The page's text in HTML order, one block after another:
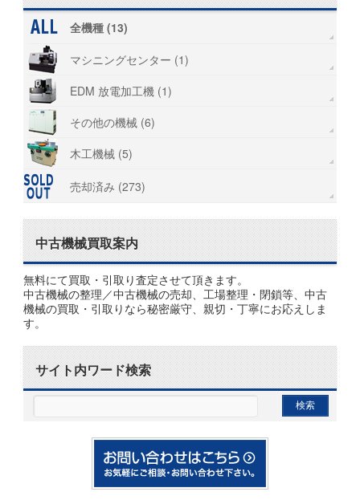
全機種 (13)
マシニングセンター (1)
EDM 放電加工機 (1)
その他の機械 (6)
木工機械 (5)
売却済み (273)
中古機械買取案内
無料にて買取・引取り査定させて頂きます。
中古機械の整理／中古機械の売却、工場整理・閉鎖等、中古
機械の買取・引取りなら秘密厳守、親切・丁寧にお応えしま
す。
サイト内ワード検索